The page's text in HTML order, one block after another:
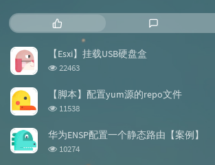
热
门
文
章
新
【Esxi】挂载USB硬盘盒
浏
次
数:
22463
【脚本】配置yum源的repo文件
浏
次
数:
11538
华为ENSP配置一个静态路由【案例】
浏
10274